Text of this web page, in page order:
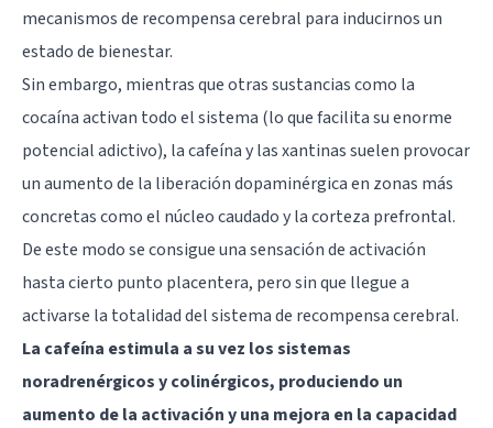
mecanismos de recompensa cerebral para inducirnos un
estado de bienestar.
Sin embargo, mientras que otras sustancias como la
cocaína activan todo el sistema (lo que facilita su enorme
potencial adictivo), la cafeína y las xantinas suelen provocar
un aumento de la liberación dopaminérgica en zonas más
concretas como el núcleo caudado y lacorteza prefrontal.
De este modo se consigue una sensación de activación
hasta cierto punto placentera, pero sin que llegue a
activarse la totalidad del sistema de recompensa cerebral.
La cafeína estimula a su vez los sistemas
noradrenérgicos y colinérgicos, produciendo un
aumento de la activación y una mejora en la capacidad